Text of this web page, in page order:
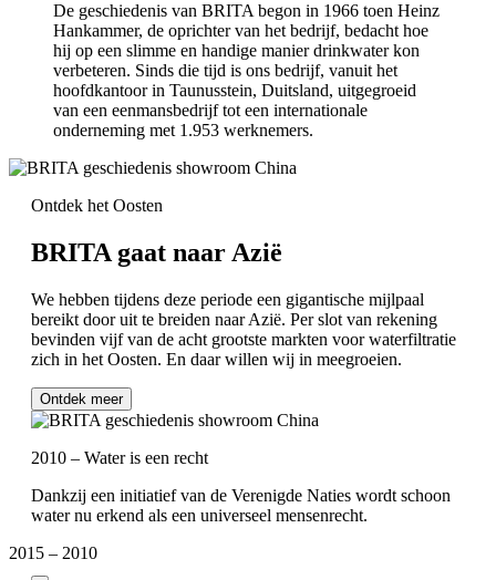
De geschiedenis van BRITA begon in 1966 toen Heinz
Hankammer, de oprichter van het bedrijf, bedacht hoe
hij op een slimme en handige manier drinkwater kon
verbeteren. Sinds die tijd is ons bedrijf, vanuit het
hoofdkantoor in Taunusstein, Duitsland, uitgegroeid
van een eenmansbedrijf tot een internationale
onderneming met 1.953 werknemers.
Ontdek het Oosten
BRITA gaat naar Azië
We hebben tijdens deze periode een gigantische mijlpaal
bereikt door uit te breiden naar Azië. Per slot van rekening
bevinden vijf van de acht grootste markten voor waterfiltratie
zich in het Oosten. En daar willen wij in meegroeien.
Ontdek meer
2010 – Water is een recht
Dankzij een initiatief van de Verenigde Naties wordt schoon
water nu erkend als een universeel mensenrecht.
2015 – 2010